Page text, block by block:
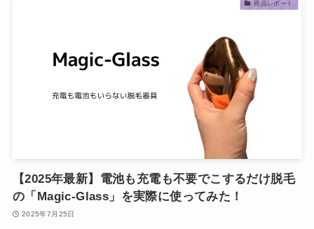
商品レポート
【2025年最新】電池も充電も不要でこするだけ脱毛
の「Magic-Glass」を実際に使ってみた！
2025年7月25日